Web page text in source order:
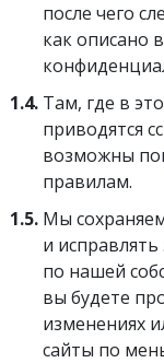
после чего
как описано
1.4. Там, где в
приводятся
возможны
правилам.
1.5. Мы
и
по нашей
вы будете
изменениях
сайты по